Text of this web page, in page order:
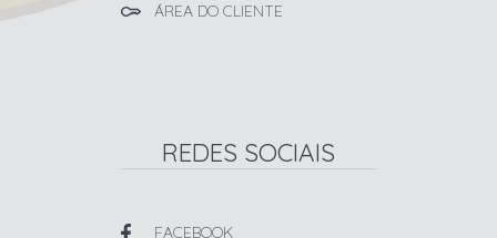
ÁREA DO CLIENTE
REDES SOCIAIS
FACEBOOK